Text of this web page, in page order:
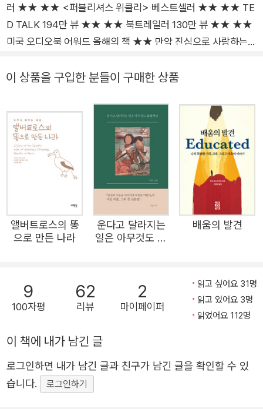
러 ★★ ★★ <퍼블리셔스 위클리> 베스트셀러 ★★ ★★ TE
D TALK 194만 뷰 ★★ ★★ 북트레일러 130만 뷰 ★★ ★★
미국 오디오북 어워드 올해의 책 ★★ 만약 진심으로 사랑하는
까. 그러니까 어느 날, 지칠 대로 지친 엄마가 당신의 얼굴을 닦아
이다. 13년 동안 식물인간으로 살다 기적적으로 깨어나 삶을 되
찾은 마틴 피스토리우스의 실화 《엄마는 내가 죽었으면 좋겠다고
말했다》가 푸른숲에서 출간됐다. 제목은 오랜 간호생활에 지친
나머지 자살 시도까지 했던 엄마가 마틴이 듣지 못하는 줄 알고
내뱉은 혼잣말이자 절규다. 이 책은 식물인간이 된 지 4년 만에
의식이 되돌아왔지만 누구도 이를 발견하지 못해 그로부터 9년
동안 갇힌 몸으로 살아간 한 청년의 이야기를 담고 있다. 공포, 자
책감, 수치심, 절망, 무력감 등을 오가며 상상할 수조차 없는 지옥
에서 분투한 마틴의 삶을 통해 우리는 그럼에도 불구하고 존재하
존 분야 1위, <뉴욕타임스> 베스트셀러, <퍼블리셔스 위클리>
베스트셀러, 미국 오디오북 어워드 올해의 책에 선정되었으며, 출
간 전부터 유투브에서 화제를 모은 북트레일러는 130만 뷰를 달
이상을 기록하며 미국과 영국은 물론 전 세계인의 관심을 받고 있
다. ‘모두들 가망 없는 식물인간이 줄 알았지만 나는 매순간 듣고
느끼고 이해하고 있었다’ 전 세계인에게 살아갈 이유를 알려준 마
이 상품을 구입한 분들이 구매한 상품
앨버트로스의 똥
으로 만든 나라
운다고 달라지는
일은 아무것도 없
배움의 발견
9
100자평
62
리뷰
2
마이페이퍼
읽고 싶어요 31명
읽고 있어요 3명
읽었어요 112명
이 책에 내가 남긴 글
로그인하면 내가 남긴 글과 친구가 남긴 글을 확인할 수 있
습니다.
로그인하기